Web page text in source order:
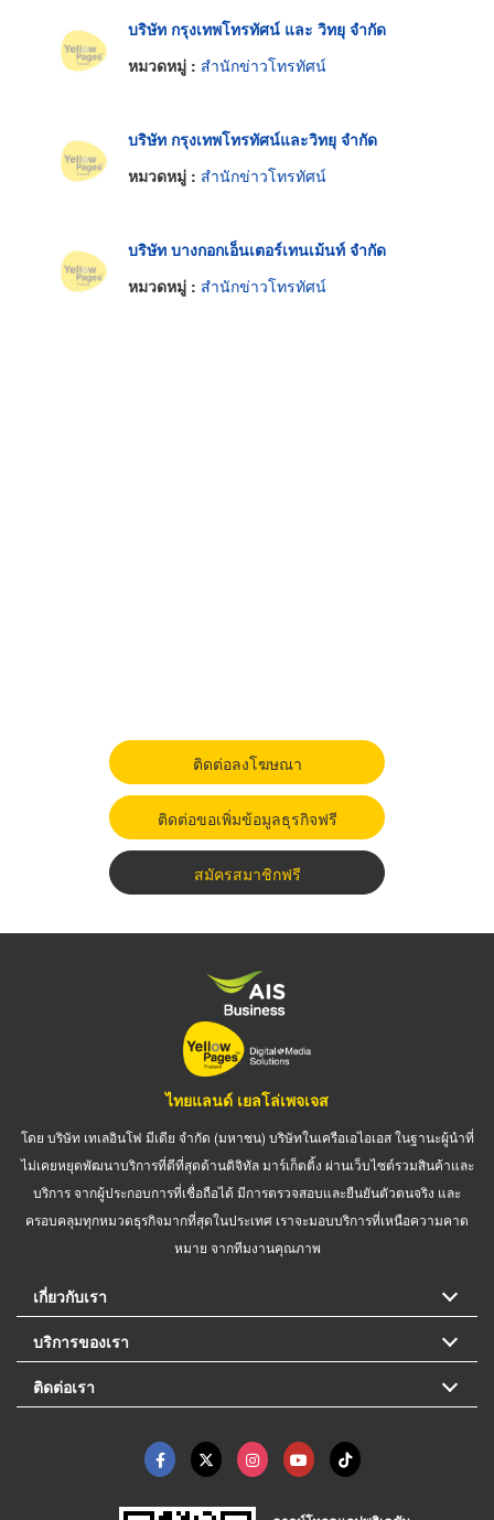
บริษัท กรุงเทพโทรทัศน์ และ วิทยุ จำกัด
หมวดหมู่ : สำนักข่าวโทรทัศน์
บริษัท กรุงเทพโทรทัศน์และวิทยุ จำกัด
หมวดหมู่ : สำนักข่าวโทรทัศน์
บริษัท บางกอกเอ็นเตอร์เทนเม้นท์ จำกัด
หมวดหมู่ : สำนักข่าวโทรทัศน์
ติดต่อลงโฆษณา
ติดต่อขอเพิ่มข้อมูลธุรกิจฟรี
สมัครสมาชิกฟรี
ไทยแลนด์ เยลโล่เพจเจส
โดย บริษัท เทเลอินโฟ มีเดีย จำกัด (มหาชน) บริษัทในเครือเอไอเอส ในฐานะผู้นำที่
ไม่เคยหยุดพัฒนาบริการที่ดีที่สุดด้านดิจิทัล มาร์เก็ตติ้ง ผ่านเว็บไซต์รวมสินค้าและ
บริการ จากผู้ประกอบการที่เชื่อถือได้ มีการตรวจสอบและยืนยันตัวตนจริง และ
ครอบคลุมทุกหมวดธุรกิจมากที่สุดในประเทศ เราจะมอบบริการที่เหนือความคาด
หมาย จากทีมงานคุณภาพ
เกี่ยวกับเรา
บริการของเรา
ติดต่อเรา